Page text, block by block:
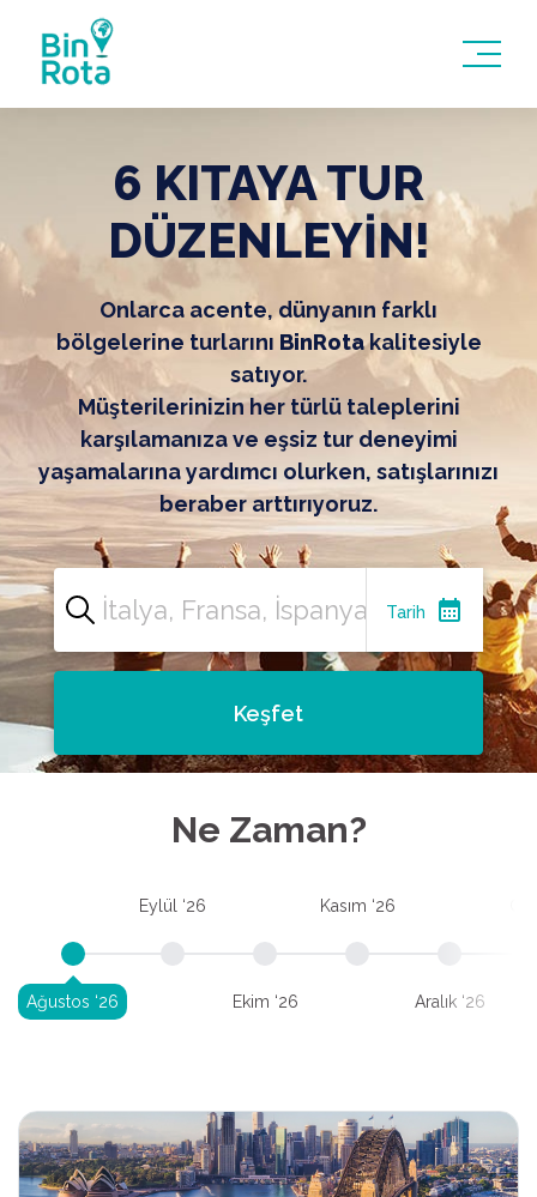
6 KITAYA TUR
DÜZENLEYİN!
Onlarca acente, dünyanın farklı
bölgelerine turlarını BinRotakalitesiyle
satıyor.
Müşterilerinizin her türlü taleplerini
karşılamanıza ve eşsiz tur deneyimi
yaşamalarına yardımcı olurken, satışlarınızı
beraber arttırıyoruz.
Tarih calendar_month
Keşfet
Ne Zaman?
Ağustos ‘26
Eylül ‘26
Ekim ‘26
Kasım ‘26
Aralık ‘26